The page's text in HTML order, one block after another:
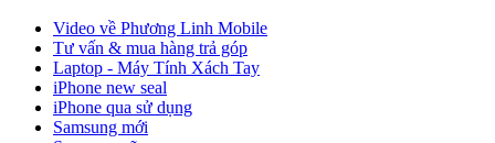
Video về Phương Linh Mobile
Tư vấn & mua hàng trả góp
Laptop - Máy Tính Xách Tay
iPhone new seal
iPhone qua sử dụng
Samsung mới